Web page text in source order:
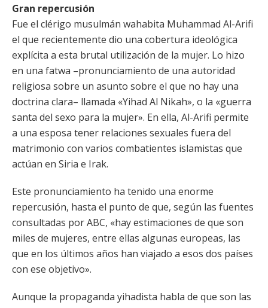
Gran repercusión
Fue el clérigo musulmán wahabita Muhammad Al-Arifi
el que recientemente dio una cobertura ideológica
explícita a esta brutal utilización de la mujer. Lo hizo
en una fatwa –pronunciamiento de una autoridad
religiosa sobre un asunto sobre el que no hay una
doctrina clara– llamada «Yihad Al Nikah», o la «guerra
santa del sexo para la mujer». En ella, Al-Arifi permite
a una esposa tener relaciones sexuales fuera del
matrimonio con varios combatientes islamistas que
actúan en Siria e Irak.
Este pronunciamiento ha tenido una enorme
repercusión, hasta el punto de que, según las fuentes
consultadas por ABC, «hay estimaciones de que son
miles de mujeres, entre ellas algunas europeas, las
que en los últimos años han viajado a esos dos países
con ese objetivo».
Aunque la propaganda yihadista habla de que son las